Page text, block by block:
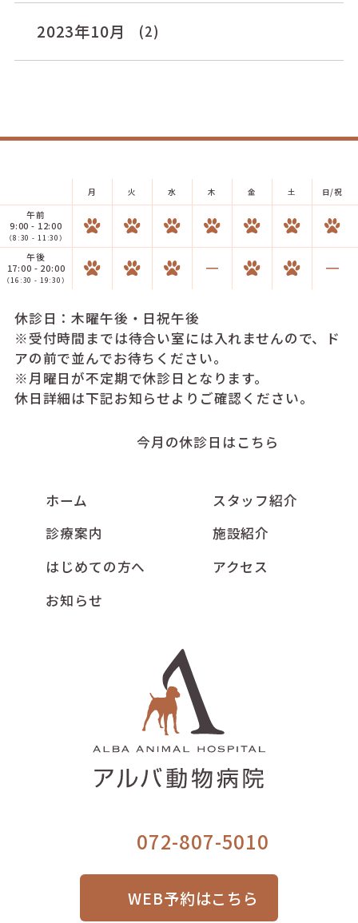
2023年10月 (2)
月 火 水 木 金 土 日/祝
午前
9:00 - 12:00
（8:30 - 11:30）
午後
17:00 - 20:00
（16:30 - 19:30）
休診日：木曜午後・日祝午後
※受付時間までは待合い室には入れませんので、ド
アの前で並んでお待ちください。
※月曜日が不定期で休診日となります。
休日詳細は下記お知らせよりご確認ください。
今月の休診日はこちら
ホーム
スタッフ紹介
診療案内
施設紹介
はじめての方へ
アクセス
お知らせ
072-807-5010
WEB予約はこちら